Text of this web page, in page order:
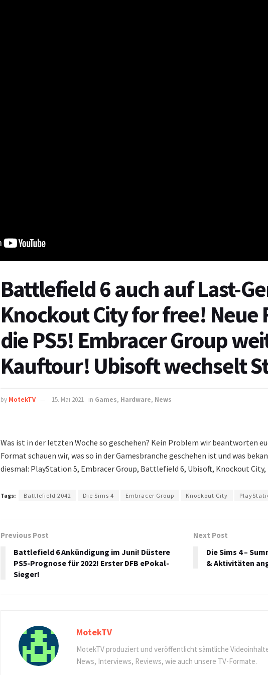
Battlefield 6 auch auf Last-
Knockout City for free! Neue
die PS5! Embracer Group
Kauftour! Ubisoft wechselt
by MotekTV 15. Mai 2021 in Games, Hardware, News
Was ist in der letzten Woche so geschehen? Kein Problem wir beantworten
Format schauen wir, was so in der Gamesbranche geschehen ist und was
diesmal: PlayStation 5, Embracer Group, Battlefield 6, Ubisoft, Knockout City,
Tags: Battlefield 2042 Die Sims 4 Embracer Group Knockout City
Previous Post
Battlefield 6 Ankündigung im Juni! Düstere
PS5-Prognose für 2022! Erster DFB ePokal-
Sieger!
Next Post
Die Sims 4 –
& Aktivitäten
MotekTV
MotekTV produziert und veröffentlicht sämtliche
News, Interviews, Reviews, wie auch unsere TV-Formate.